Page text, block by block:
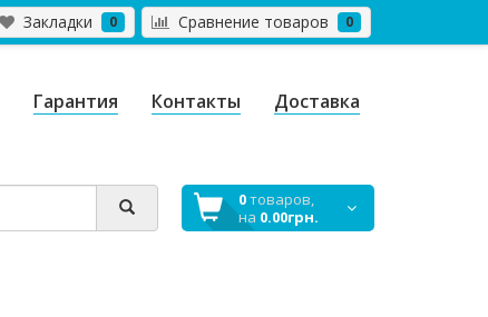
Закладки 0 Сравнение товаров 0
Гарантия Контакты Доставка
0товаров,
на 0.00грн.